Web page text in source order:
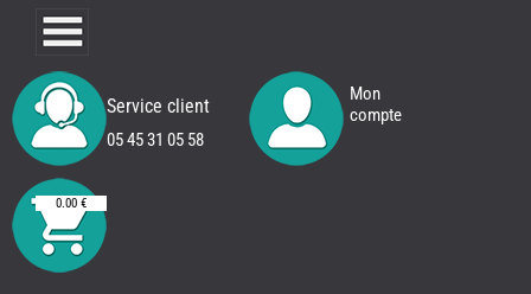
Service client
05 45 31 05 58
Mon
compte
0.00 €